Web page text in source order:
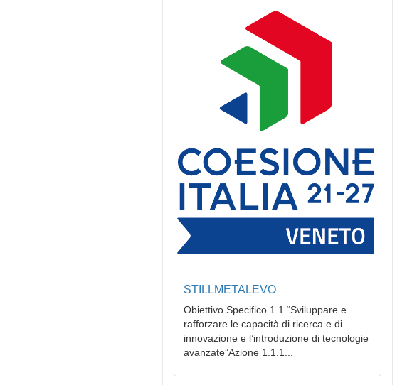
STILLMETALEVO
Obiettivo Specifico 1.1 “Sviluppare e
rafforzare le capacità di ricerca e di
innovazione e l’introduzione di tecnologie
avanzate”Azione 1.1.1...